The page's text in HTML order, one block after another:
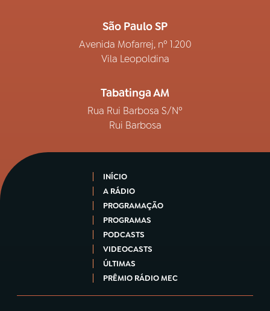
São Paulo SP
Avenida Mofarrej, nº 1.200
Vila Leopoldina
Tabatinga AM
Rua Rui Barbosa S/Nº
Rui Barbosa
INÍCIO
A RÁDIO
PROGRAMAÇÃO
PROGRAMAS
PODCASTS
VIDEOCASTS
ÚLTIMAS
PRÊMIO RÁDIO MEC